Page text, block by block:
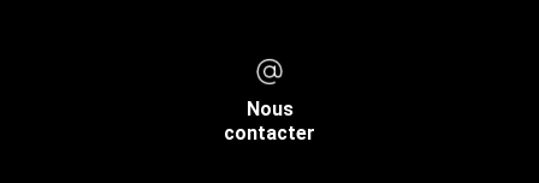
Nous
contacter